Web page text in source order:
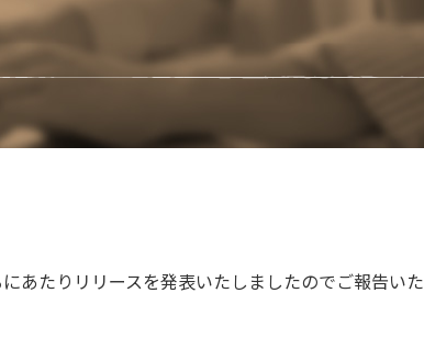
あたりリリースを発表いたしましたのでご報告いた